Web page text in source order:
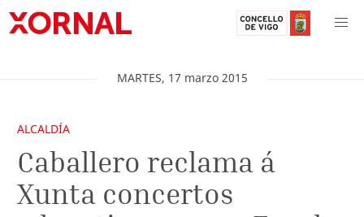
MARTES, 17 marzo 2015
ALCALDÍA
Caballero reclama á
Xunta concertos